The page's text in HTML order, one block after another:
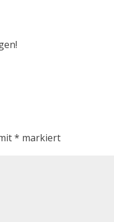
* markiert